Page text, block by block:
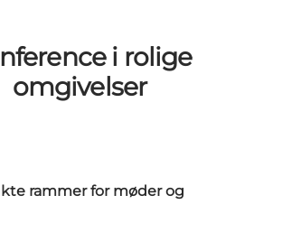
i rolige
omgivelser
rammer for møder og